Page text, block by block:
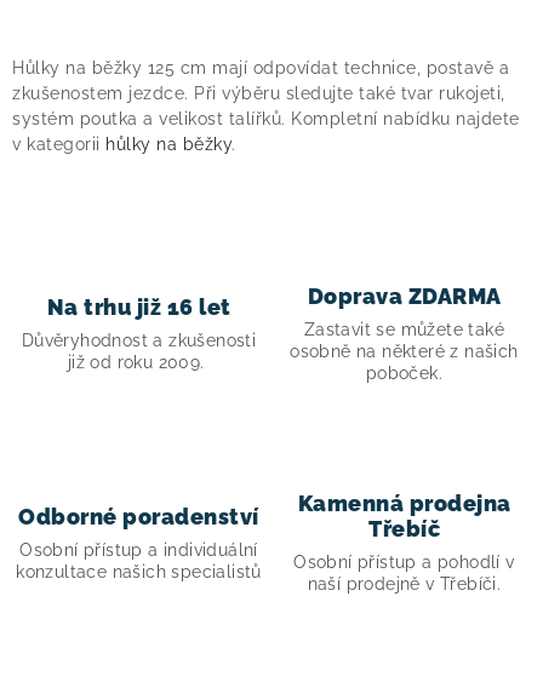
v
l
á
d
v
p
s
Hůlky na běžky 125 cm mají odpovídat technice, postavě a
zkušenostem jezdce. Při výběru sledujte také tvar rukojeti,
systém poutka a velikost talířků. Kompletní nabídku najdete
v kategorii hůlky na běžky.
Na trhu již 16 let
Důvěryhodnost a zkušenosti
již od roku 2009.
Doprava ZDARMA
Zastavit se můžete také
osobně na některé z našich
poboček.
Odborné poradenství
Osobní přístup a individuální
konzultace našich specialistů
Kamenná prodejna
Třebíč
Osobní přístup a pohodlí v
naší prodejně v Třebíči.